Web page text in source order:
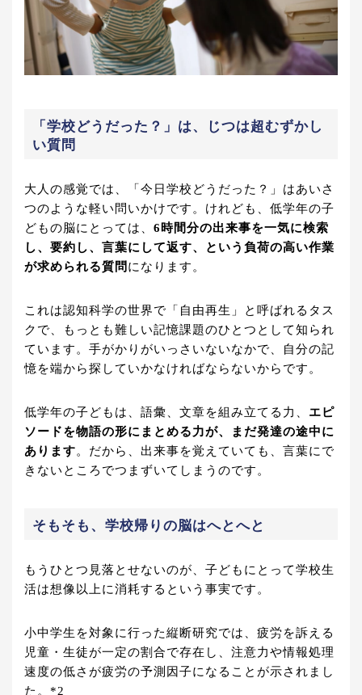
「学校どうだった？」は、じつは超むずかし
い質問
大人の感覚では、「今日学校どうだった？」はあいさ
つのような軽い問いかけです。けれども、低学年の子
どもの脳にとっては、 6時間分の出来事を一気に検索
し、要約し、言葉にして返す、という負荷の高い作業
が求められる質問 になります。
これは認知科学の世界で「自由再生」と呼ばれるタス
クで、もっとも難しい記憶課題のひとつとして知られ
ています。手がかりがいっさいないなかで、自分の記
憶を端から探していかなければならないからです。
低学年の子どもは、語彙、文章を組み立てる力、 エピ
ソードを物語の形にまとめる力が、まだ発達の途中に
あります。だから、出来事を覚えていても、言葉にで
きないところでつまずいてしまうのです。
そもそも、学校帰りの脳はへとへと
もうひとつ見落とせないのが、子どもにとって学校生
活は想像以上に消耗するという事実です。
小中学生を対象に行った縦断研究では、疲労を訴える
児童・生徒が一定の割合で存在し、注意力や情報処理
速度の低さが疲労の予測因子になることが示されまし
た。*2